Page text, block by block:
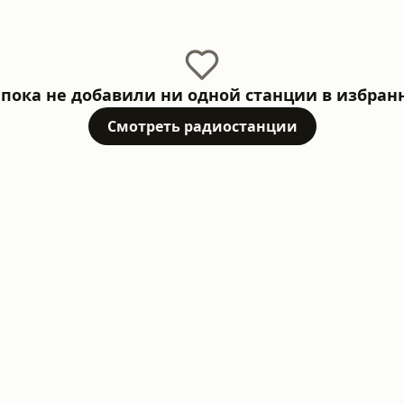
не добавили ни одной станции в
Смотреть радиостанции